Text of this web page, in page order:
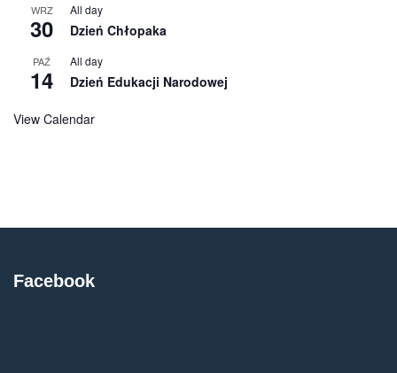
WRZ
30
All day
Dzień Chłopaka
PAŹ
14
All day
Dzień Edukacji Narodowej
View Calendar
Facebook